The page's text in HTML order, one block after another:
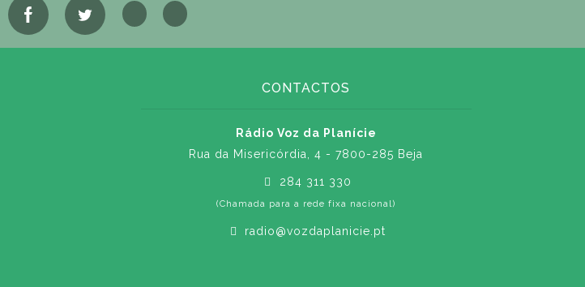
CONTACTOS
Rádio Voz da Planície
Rua da Misericórdia, 4 - 7800-285 Beja
284 311 330
(Chamada para a rede fixa nacional)
radio@vozdaplanicie.pt